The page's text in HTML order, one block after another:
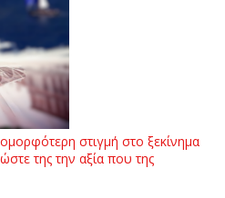
στιγμή στο ξεκίνημα
της την αξία που της